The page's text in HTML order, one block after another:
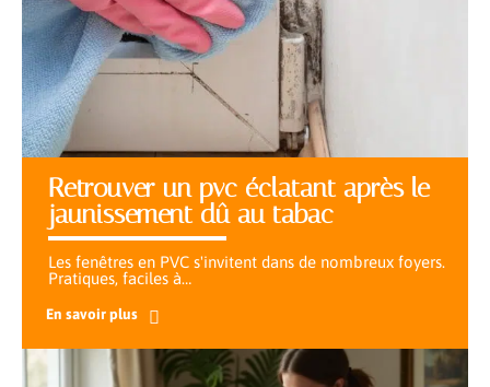
Retrouver un pvc éclatant après le
jaunissement dû au tabac
Les fenêtres en PVC s'invitent dans de nombreux foyers.
Pratiques, faciles à…
En savoir plus